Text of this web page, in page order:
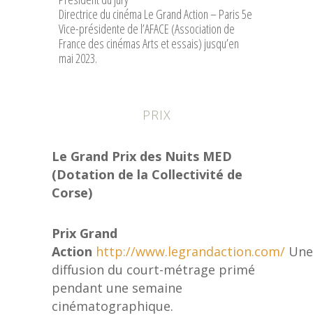
Directrice du cinéma Le Grand Action – Paris 5e
Vice-présidente de l’AFACE (Association de
France des cinémas Arts et essais) jusqu’en
mai 2023.
PRIX
Le Grand Prix des Nuits MED
(Dotation de la Collectivité de
Corse)
Prix Grand
Action http://www.legrandaction.com/ Une
diffusion du court-métrage primé
pendant une semaine
cinématographique.